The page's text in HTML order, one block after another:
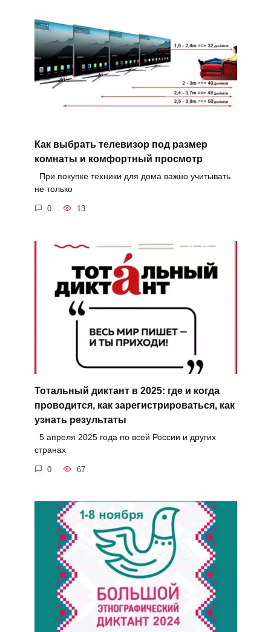
Как выбрать телевизор под размер
комнаты и комфортный просмотр
При покупке техники для дома важно учитывать
не только
0 13
Тотальный диктант в 2025: где и когда
проводится, как зарегистрироваться, как
узнать результаты
5 апреля 2025 года по всей России и других
странах
0 67